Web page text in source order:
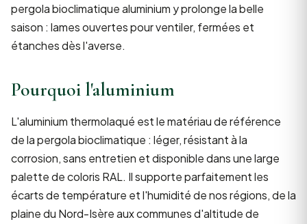
pergola bioclimatique aluminium y prolonge la belle
saison : lames ouvertes pour ventiler, fermées et
étanches dès l'averse.
Pourquoi l'aluminium
L'aluminium thermolaqué est le matériau de référence
de la pergola bioclimatique : léger, résistant à la
corrosion, sans entretien et disponible dans une large
palette de coloris RAL. Il supporte parfaitement les
écarts de température et l'humidité de nos régions, de la
plaine du Nord-Isère aux communes d'altitude de